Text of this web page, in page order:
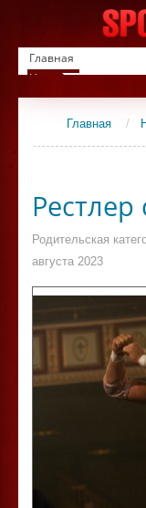
Главная
Новинки
Список фильмов
СериалыГлавная /
Родительская
августа 2023